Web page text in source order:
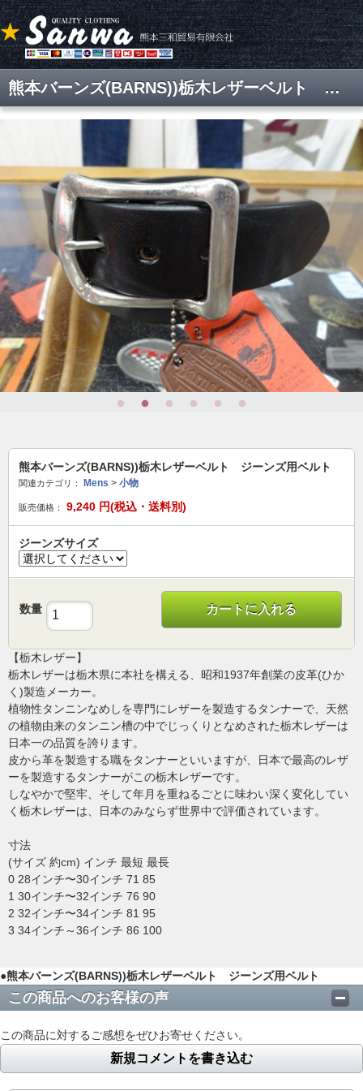
熊本バーンズ(BARNS))栃木レザーベルト ジーンズ用ベルト
熊本バーンズ(BARNS))栃木レザーベルト ジーンズ用ベルト
関連カテゴリ： Mens > 小物
販売価格： 9,240 円(税込・送料別)
ジーンズサイズ
数量 カートに入れる
【栃木レザー】
栃木レザーは栃木県に本社を構える、昭和1937年創業の皮革(ひか
く)製造メーカー。
植物性タンニンなめしを専門にレザーを製造するタンナーで、天然
の植物由来のタンニン槽の中でじっくりとなめされた栃木レザーは
日本一の品質を誇ります。
皮から革を製造する職をタンナーといいますが、日本で最高のレザ
ーを製造するタンナーがこの栃木レザーです。
しなやかで堅牢、そして年月を重ねるごとに味わい深く変化してい
く栃木レザーは、日本のみならず世界中で評価されています。
寸法
(サイズ 約cm) インチ 最短 最長
0 28インチ〜30インチ 71 85
1 30インチ〜32インチ 76 90
2 32インチ〜34インチ 81 95
3 34インチ～36インチ 86 100
●熊本バーンズ(BARNS))栃木レザーベルト ジーンズ用ベルト
この商品へのお客様の声
この商品に対するご感想をぜひお寄せください。
新規コメントを書き込む